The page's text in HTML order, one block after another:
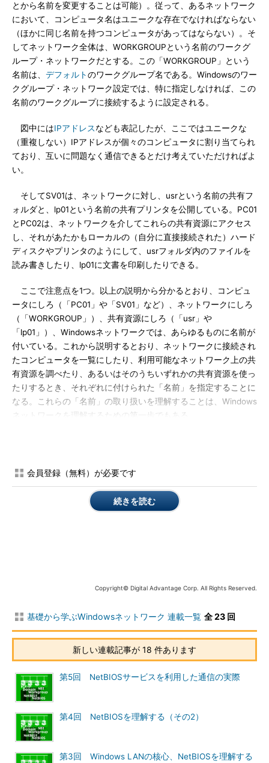
とから名前を変更することは可能）。従って、あるネットワーク
において、コンピュータ名はユニークな存在でなければならない
（ほかに同じ名前を持つコンピュータがあってはならない）。そ
してネットワーク全体は、WORKGROUPという名前のワークグ
ループ・ネットワークだとする。この「WORKGROUP」という
名前は、 デフォルトのワークグループ名である。Windowsのワー
クグループ・ネットワーク設定では、特に指定しなければ、この
名前のワークグループに接続するように設定される。
図中にはIPアドレスなども表記したが、ここではユニークな
（重複しない）IPアドレスが個々のコンピュータに割り当てられ
ており、互いに問題なく通信できるとだけ考えていただければよ
い。
そしてSV01は、ネットワークに対し、usrという名前の共有フ
ォルダと、lp01という名前の共有プリンタを公開している。PC01
とPC02は、ネットワークを介してこれらの共有資源にアクセス
し、それがあたかもローカルの（自分に直接接続された）ハード
ディスクやプリンタのようにして、usrフォルダ内のファイルを
読み書きしたり、lp01に文書を印刷したりできる。
ここで注意点を1つ。以上の説明から分かるとおり、コンピュ
ータにしろ（「PC01」や「SV01」など）、ネットワークにしろ
（「WORKGROUP」）、共有資源にしろ（「usr」や
「lp01」）、Windowsネットワークでは、あらゆるものに名前が
付いている。これから説明するとおり、ネットワークに接続され
たコンピュータを一覧にしたり、利用可能なネットワーク上の共
有資源を調べたり、あるいはそのうちいずれかの共有資源を使っ
たりするとき、それぞれに付けられた「名前」を指定することに
なる。これらの「名前」の取り扱いを理解することは、Windows
ネットワークを理解するための第一歩でもある。
ライアント・コンピュータであるPC01からネットワークを参照
してみよう。Windows環境で、ネットワークに接続されたほかの
コンピュータを表示するには、エクスプローラの［マイ ネット
エクスプローラで［マイ ネットワーク］を表示す
ネットワークに接続されたほかのコンピュータを
一覧表示するには、エクスプローラの［マイ ネッ
トワーク］を表示する。
（1）通常のWindowsネットワークを参照する
択する。
（2）現在利用可能なワークグループ／ドメイ
ン・ネットワーク。今回の構成では、唯一「Work
group」だけが表示される。
会員登録（無料）が必要です
続きを読む
Copyright© Digital Advantage Corp. All Rights Reserved.
基礎から学ぶWindowsネットワーク 連載一覧 全 23 回
新しい連載記事が 18 件あります
第5回 NetBIOSサービスを利用した通信の実際
第4回 NetBIOSを理解する（その2）
第3回 Windows LANの核心、NetBIOSを理解する